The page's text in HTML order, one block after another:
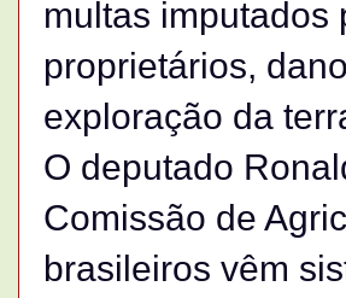
multas imputados
proprietários,
exploração da
O deputado
Comissão de
brasileiros vêm